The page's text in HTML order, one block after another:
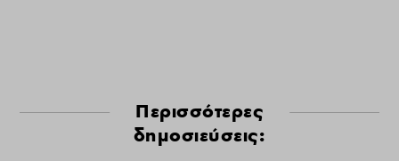
Περισσότερες
δημοσιεύσεις: